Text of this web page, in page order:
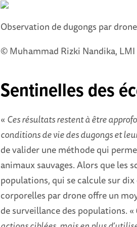
Observation de dugongs par
© Muhammad Rizki Nandika, LMI
Sentinelles des
« Ces résultats restent à être
conditions de vie des dugongs et
de valider une méthode qui
animaux sauvages. Alors que les
populations, qui se calcule sur
corporelles par drone offre un
de surveillance des populations. «